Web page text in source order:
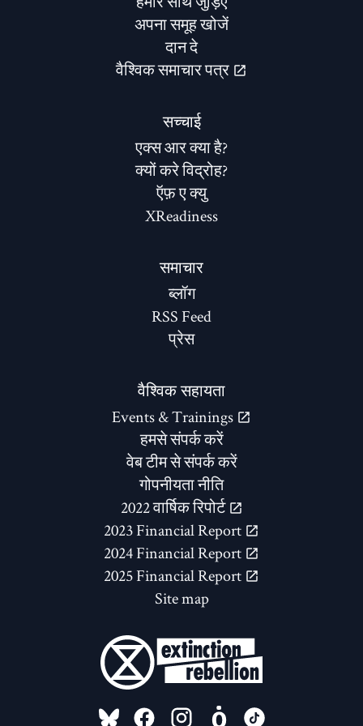
अपना समूह खोजें
दान दे
वैश्विक समाचार पत्र
सच्चाई
एक्स आर क्या है?
क्यों करे विद्रोह?
ऍफ़ ए क्यु
XReadiness
समाचार
ब्लॉग
RSS Feed
प्रेस
वैश्विक सहायता
Events & Trainings
हमसे संपर्क करें
वेब टीम से संपर्क करें
गोपनीयता नीति
2022 वार्षिक रिपोर्ट
2023 Financial Report
2024 Financial Report
2025 Financial Report
Site map
FOLLOW US ON